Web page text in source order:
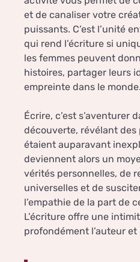
et de canaliser votre
puissants. C’est l’unité
qui rend l’écriture si
les femmes peuvent
histoires, partager leurs
empreinte dans le monde.
Écrire, c’est s’aventurer
découverte, révélant des
étaient auparavant
deviennent alors un
vérités personnelles, de
universelles et de
l’empathie de la part de
L’écriture offre une
profondément l’auteur et